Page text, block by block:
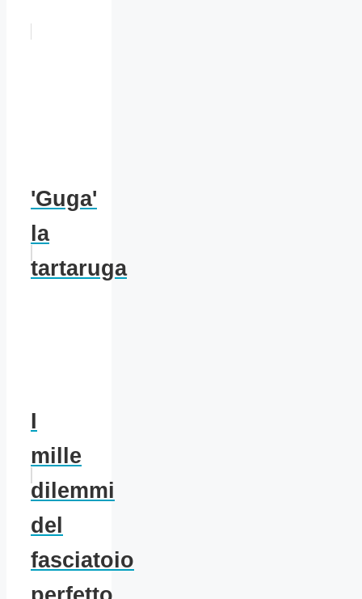
'Guga'
la
tartaruga
I
mille
dilemmi
del
fasciatoio